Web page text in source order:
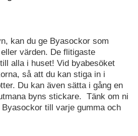
kan du ge Byasockor som
värden. De flitigaste
alla i huset! Vid byabesöket
så att du kan stiga in i
Du kan även sätta i gång en
byns stickare. Tänk om ni
till varje gumma och